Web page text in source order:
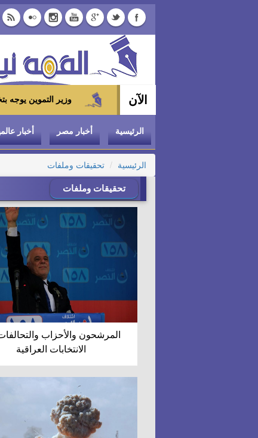
الآن وزير التموين يوجه بتخفيض سعر الدواجن المجمدة إلى 100 جنيه للكيلو
الرئيسية أخبار مصر أخبار
الرئيسية تحقيقات وملفات
تحقيقات وملفات
المرشحون والأحزاب
الانتخابات العراقية